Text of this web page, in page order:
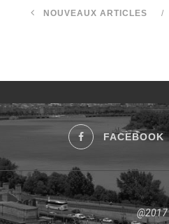
NOUVEAUX ARTICLES
FACEBOOK
@2017